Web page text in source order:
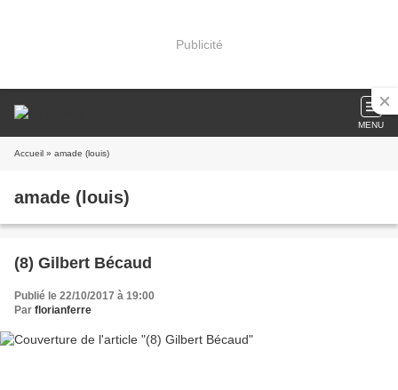
Publicité
MENU
Accueil » amade (louis)
amade (louis)
(8) Gilbert Bécaud
Publié le 22/10/2017 à 19:00
Par florianferre